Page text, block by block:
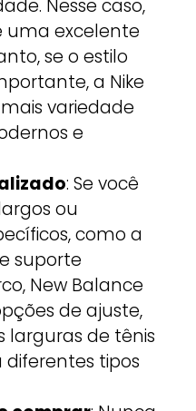
Nesse caso,
uma excelente
se o estilo
a Nike
variedade
e
: Se você
ou
como a
suporte
New Balance
de ajuste,
larguras de tênis
tipos